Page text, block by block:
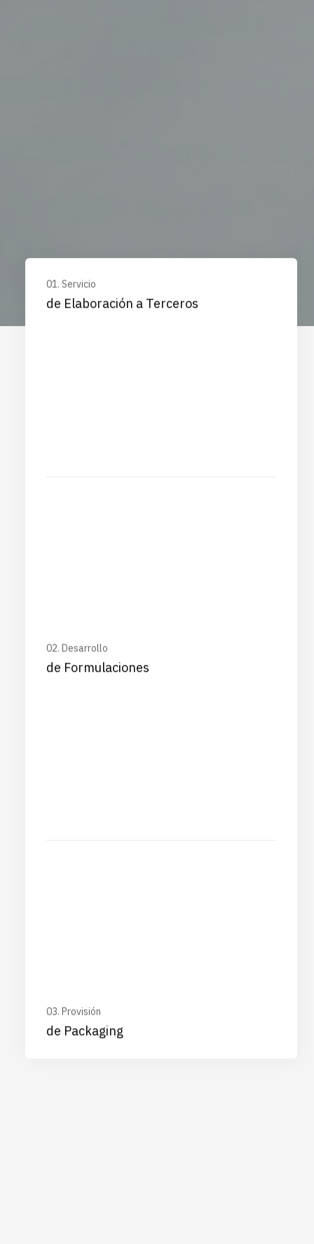
01. Servicio
de Elaboración a Terceros
02. Desarrollo
de Formulaciones
03. Provisión
de Packaging